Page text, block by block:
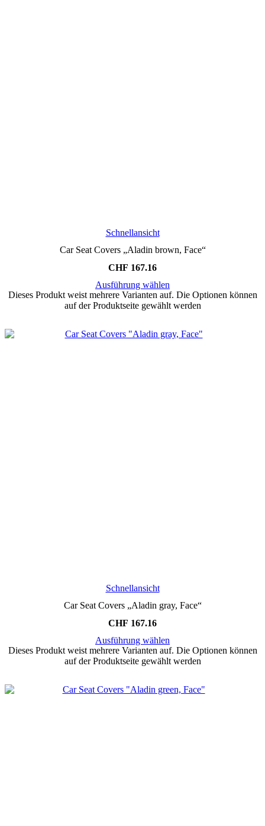
Schnellansicht
Car Seat Covers „Aladin brown, Face“
CHF 167.16
Ausführung wählen
Dieses Produkt weist mehrere Varianten auf. Die Optionen können
auf der Produktseite gewählt werden
Schnellansicht
Car Seat Covers „Aladin gray, Face“
CHF 167.16
Ausführung wählen
Dieses Produkt weist mehrere Varianten auf. Die Optionen können
auf der Produktseite gewählt werden